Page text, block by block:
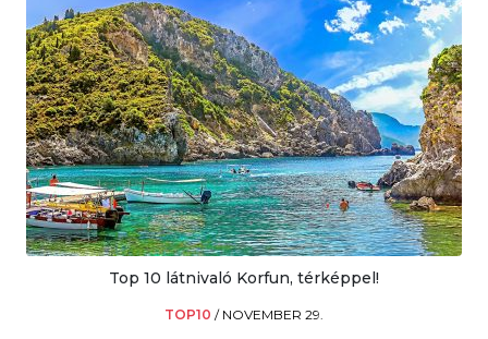
Top 10 látnivaló Korfun, térképpel!
TOP10 / NOVEMBER 29.